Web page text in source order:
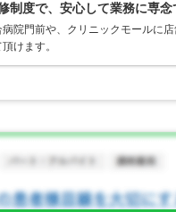
制度で、安心して業務に専
院門前や、クリニックモールに
けます。